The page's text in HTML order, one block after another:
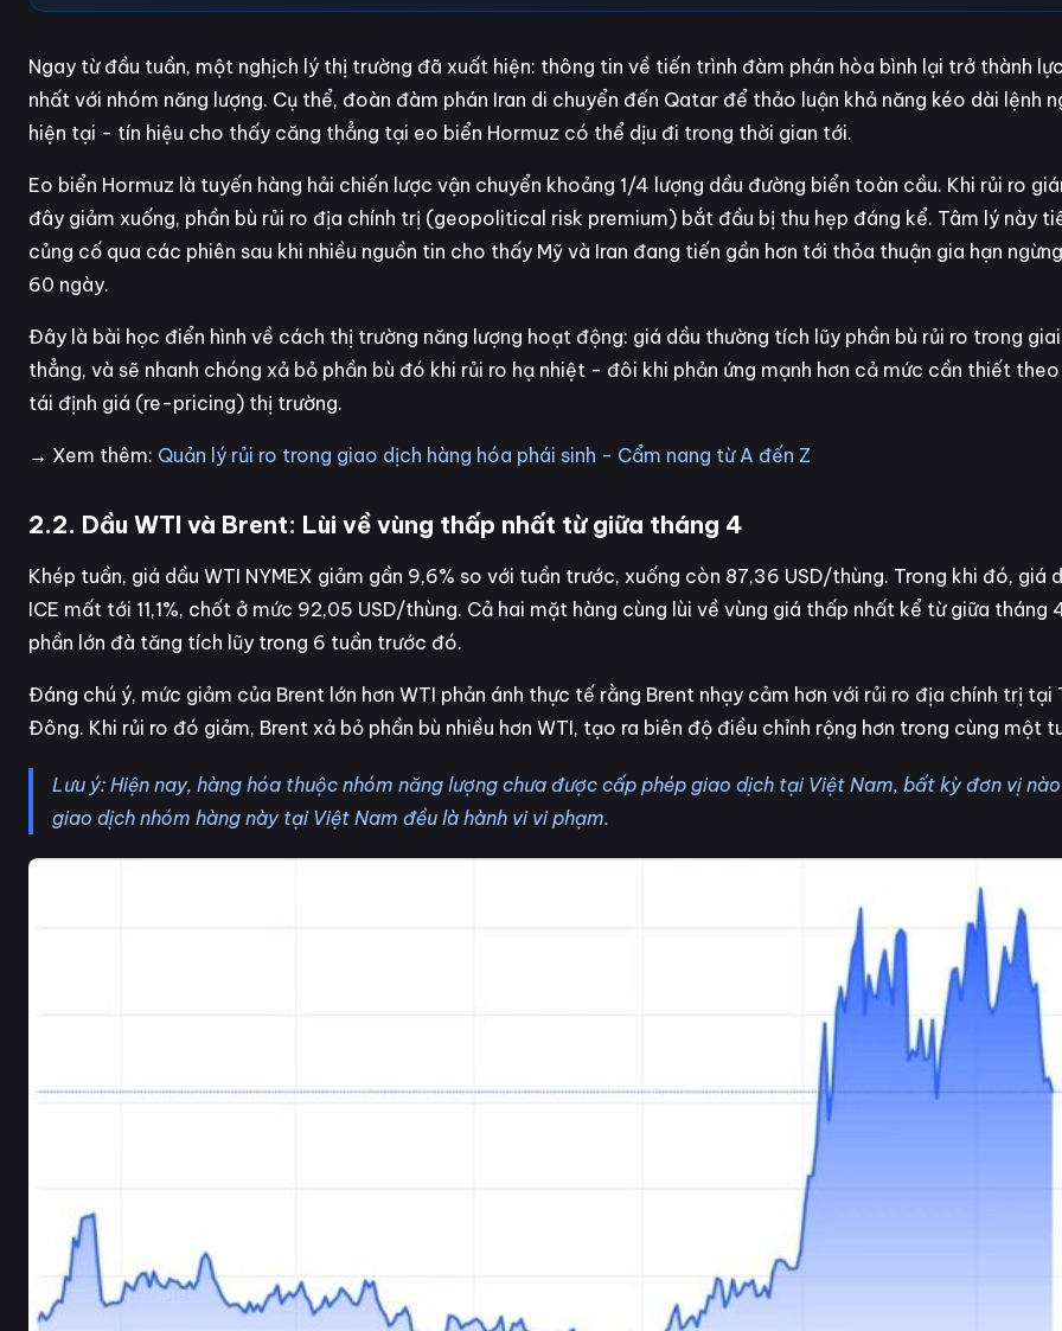
Ngay từ đầu tuần, một nghịch lý thị trường đã xuất hiện: thông tin về tiến trình đàm phán hòa bình lại trở thành
nhất với nhóm năng lượng. Cụ thể, đoàn đàm phán Iran di chuyển đến Qatar để thảo luận khả năng kéo dài lệnh
hiện tại - tín hiệu cho thấy căng thẳng tại eo biển Hormuz có thể dịu đi trong thời gian tới.
Eo biển Hormuz là tuyến hàng hải chiến lược vận chuyển khoảng 1/4 lượng dầu đường biển toàn cầu. Khi rủi ro
đây giảm xuống, phần bù rủi ro địa chính trị (geopolitical risk premium) bắt đầu bị thu hẹp đáng kể. Tâm lý này
củng cố qua các phiên sau khi nhiều nguồn tin cho thấy Mỹ và Iran đang tiến gần hơn tới thỏa thuận gia hạn
60 ngày.
Đây là bài học điển hình về cách thị trường năng lượng hoạt động: giá dầu thường tích lũy phần bù rủi ro trong
thẳng, và sẽ nhanh chóng xả bỏ phần bù đó khi rủi ro hạ nhiệt - đôi khi phản ứng mạnh hơn cả mức cần thiết
tái định giá (re-pricing) thị trường.
→ Xem thêm: Quản lý rủi ro trong giao dịch hàng hóa phái sinh - Cẩm nang từ A đến Z
2.2. Dầu WTI và Brent: Lùi về vùng thấp nhất từ giữa tháng 4
Khép tuần, giá dầu WTI NYMEX giảm gần 9,6% so với tuần trước, xuống còn 87,36 USD/thùng. Trong khi đó, giá
ICE mất tới 11,1%, chốt ở mức 92,05 USD/thùng. Cả hai mặt hàng cùng lùi về vùng giá thấp nhất kể từ giữa tháng
phần lớn đà tăng tích lũy trong 6 tuần trước đó.
Đáng chú ý, mức giảm của Brent lớn hơn WTI phản ánh thực tế rằng Brent nhạy cảm hơn với rủi ro địa chính trị tại
Đông. Khi rủi ro đó giảm, Brent xả bỏ phần bù nhiều hơn WTI, tạo ra biên độ điều chỉnh rộng hơn trong cùng một
Lưu ý: Hiện nay, hàng hóa thuộc nhóm năng lượng chưa được cấp phép giao dịch tại Việt Nam, bất kỳ đơn vị
giao dịch nhóm hàng này tại Việt Nam đều là hành vi vi phạm.